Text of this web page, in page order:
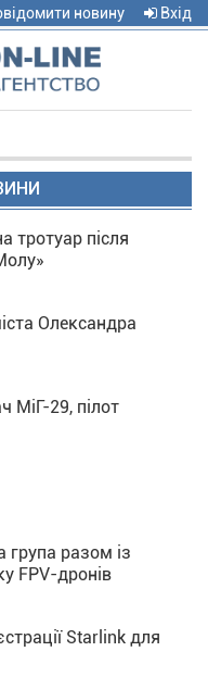
новину Вхід
тротуар після
Олександра
МіГ-29, пілот
група разом із
FPV-дронів
Starlink для